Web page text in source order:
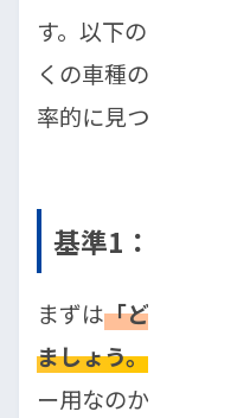
す。以下のポイント
くの車種の中から、
率的に見つけること
基準1：車の用
まずは「どんなシー
ましょう。
ー用なのか、家族で